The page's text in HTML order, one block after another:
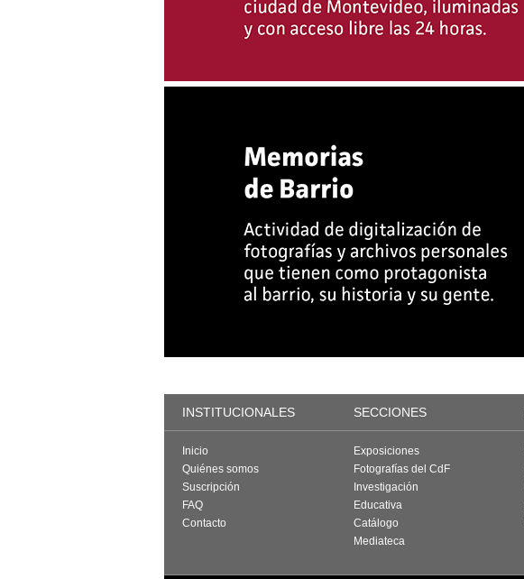
INSTITUCIONALES SECCIONES
Inicio
Quiénes somos
Suscripción
FAQ
Contacto
Exposiciones
Fotografías del CdF
Investigación
Educativa
Catálogo
Mediateca